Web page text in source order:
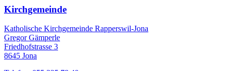
Kirchgemeinde
Katholische Kirchgemeinde Rapperswil-Jona
Gregor Gämperle
Friedhofstrasse 3
8645 Jona